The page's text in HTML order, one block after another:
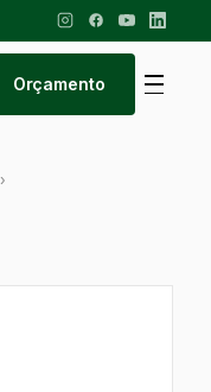
Orçamento
›